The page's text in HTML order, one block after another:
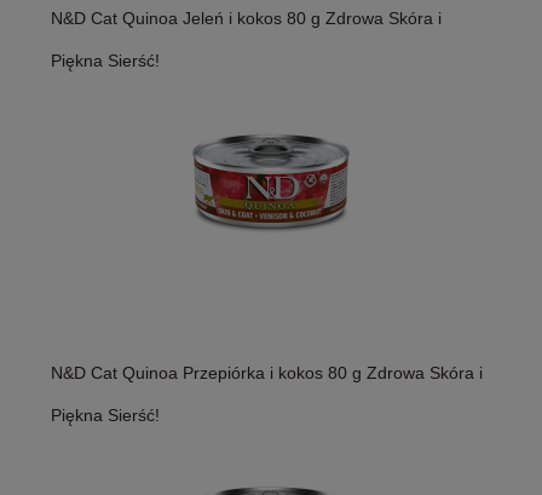
N&D Cat Quinoa Jeleń i kokos 80 g Zdrowa Skóra i
Piękna Sierść!
N&D Cat Quinoa Przepiórka i kokos 80 g Zdrowa Skóra i
Piękna Sierść!